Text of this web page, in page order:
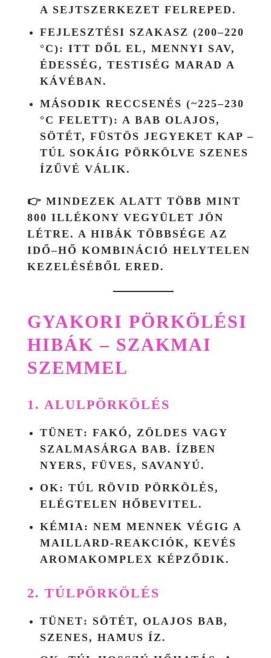
A SEJTSZERKEZET FELREPED.
FEJLESZTÉSI SZAKASZ (200–220
°C): ITT DŐL EL, MENNYI SAV,
ÉDESSÉG, TESTISÉG MARAD A
KÁVÉBAN.
MÁSODIK RECCSENÉS (~225–230
°C FELETT): A BAB OLAJOS,
SÖTÉT, FÜSTÖS JEGYEKET KAP –
TÚL SOKÁIG PÖRKÖLVE SZENES
ÍZŰVÉ VÁLIK.
👉 MINDEZEK ALATT TÖBB MINT
800 ILLÉKONY VEGYÜLET JÖN
LÉTRE. A HIBÁK TÖBBSÉGE AZ
IDŐ–HŐ KOMBINÁCIÓ HELYTELEN
KEZELÉSÉBŐL ERED.
GYAKORI PÖRKÖLÉSI
HIBÁK – SZAKMAI
SZEMMEL
1. ALULPÖRKÖLÉS
TÜNET: FAKÓ, ZÖLDES VAGY
SZALMASÁRGA BAB. ÍZBEN
NYERS, FÜVES, SAVANYÚ.
OK : TÚL RÖVID PÖRKÖLÉS,
ELÉGTELEN HŐBEVITEL.
KÉMIA : NEM MENNEK VÉGIG A
MAILLARD-REAKCIÓK, KEVÉS
AROMAKOMPLEX KÉPZŐDIK.
2. TÚLPÖRKÖLÉS
TÜNET: SÖTÉT, OLAJOS BAB,
SZENES, HAMUS ÍZ.